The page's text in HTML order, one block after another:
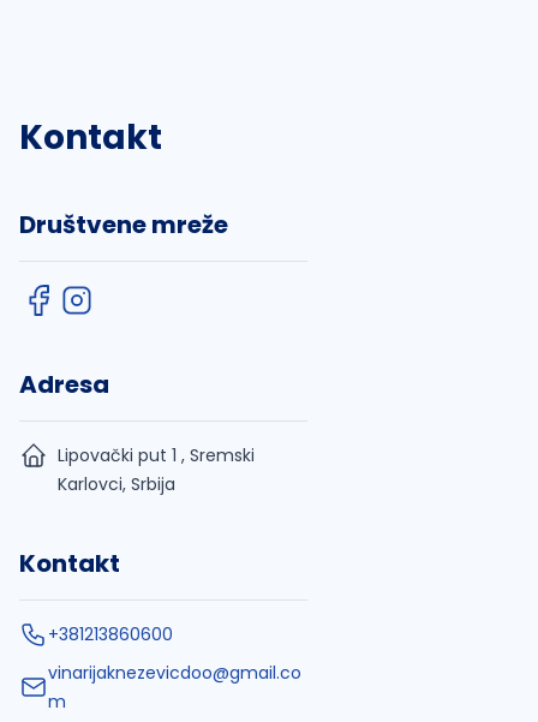
Kontakt
Društvene mreže
Adresa
Lipovački put 1 , Sremski
Karlovci, Srbija
Kontakt
+381213860600
vinarijaknezevicdoo@gmail.co
m